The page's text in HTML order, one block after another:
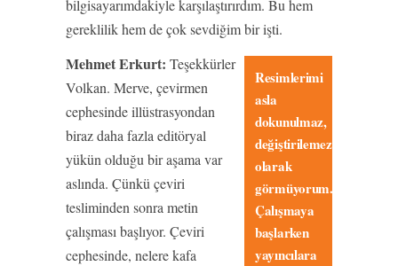
bilgisayarımdakiyle karşılaştırırdım. Bu hem
gereklilik hem de çok sevdiğim bir işti.
Resimlerimi
asla
dokunulmaz,
değiştirilemez
olarak
görmüyorum.
Çalışmaya
başlarken
yayıncılara
Mehmet Erkurt: Teşekkürler
Volkan. Merve, çevirmen
cephesinde illüstrasyondan
biraz daha fazla editöryal
yükün olduğu bir aşama var
aslında. Çünkü çeviri
tesliminden sonra metin
çalışması başlıyor. Çeviri
cephesinde, nelere kafa